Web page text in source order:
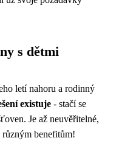
s dětmi
letí nahoru a rodinný
existuje - stačí se
Je až neuvěřitelné,
benefitům!